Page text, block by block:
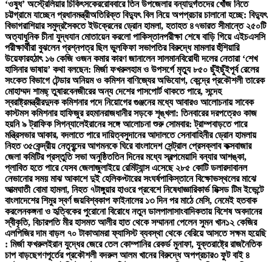
‘ওষুধ’ অস্ট্রেলিয়ার চিকিৎসকেররোববারে তিন উপজেলার বন্যাদুর্গতদের খোঁজ নিতে
চট্টগ্রামে যাচ্ছেন প্রধানমন্ত্রীঅতিরিক্ত বিদ্যুৎ বিল নিয়ে অপপ্রচার চালানো হচ্ছে: বিদ্যুৎ
বিভাগরাশিয়ার সমুদ্রসৈকতে ইউক্রেনের ড্রোন হামলা, হতাহত ৪৭ভারত সীমান্তে ২৫০টি
অত্যাধুনিক চীনা যুদ্ধযান মোতায়েন করলো পাকিস্তানপরীক্ষা শেষে বাড়ি গিয়ে এইচএসসি
পরীক্ষার্থীরা বুঝলেন প্রশ্নপত্র ছিল ভুলফিফা সভাপতির বিরুদ্ধে মামলার হুঁশিয়ারি
উয়েফারহঠাৎ ১৬ কেজি ওজন কমার কারণ জানালেন সালমানবিরোধী দলের নেতারা ‘শেখ
হাসিনার ভাষায়’ কথা বলছেন: মির্জা ফখরুলহাম ও উপসর্গে মৃত্যু ৮৫০ ছুঁইছুঁইপূর্ব রেলের
সংকেত বিভাগে টেন্ডার অনিয়ম ও কমিশন বাণিজ্যের অভিযোগ, কেন্দ্রে প্রকৌশলী তারেক
মোহাম্মদ শামছ্ তুষারবেনজীরের অন্য দেশের পাসপোর্ট থাকতে পারে, সন্দেহ
স্বরাষ্ট্রমন্ত্রীরদুদক কমিশনার পদে নিয়োগের গুঞ্জনের মধ্যে আবারও আলোচনায় সাবেক
কাস্টমস কমিশনার হাফিজুর রহমানরাজধানীর সড়কে শৃঙ্খলা: তিনবারের দরপত্রেও কাজ
হয়নি ৯ ট্রাফিক সিগন্যালেইরানের সঙ্গে আলোচনা শুরু সোমবার: ট্রাম্পবাড়তে পারে
মন্ত্রিসভার আকার, বদলাতে পারে দায়িত্বসুদানের আদালতে সেনাবাহিনীর ড্রোন হামলায়
নিহত ৩৫কেন্দ্রীয় নেতৃবৃন্দের আগমনকে ঘিরে বাংলাদেশ সেন্ট্রাল প্রেসক্লাব কক্সবাজার
জেলা কমিটির প্রস্তুতি সভা অনুষ্ঠিততিন দিনের মধ্যে স্বল্পমেয়াদি বন্যার আশঙ্কা,
প্লাবিত হতে পারে যেসব জেলাজুলাইয়ে রেমিট্যান্স এসেছে ২৮৫ কোটি ডলারদাবানল
নেভানোর সময় মাঝ আকাশে দুই হেলিকপ্টারের সংঘর্ষপাকিস্তানে বিক্ষোভস্থলের মাঝে
আত্মঘাতী বোমা হামলা, নিহত ৭টাঙ্গুয়ার হাওরে প্রবেশে নিষেধাজ্ঞারিকার্ভ মিক্সড টিম ইভেন্টে
বাংলাদেশের শিমুর স্বর্ণ জয়বিশ্বকাপ ফাইনালের ১৩ দিন পর মাঠে মেসি, নেমেই হতবাক
করলেনকঙ্গনা ও হৃত্বিকের পুরোনো বিরোধে নতুন ডালপালাসাংবাদিকতায় বিশেষ অবদানের
স্বীকৃতি, বিচারপতি মীর হাসমত আলীর হাত থেকে সম্মাননা পেলেন সুমন খান১২ কেজির
এলপিজির দাম বাড়ল ৭০ টাকাআমরা ফ্যাসিস্ট ব্যবস্থা থেকে বেরিয়ে আসতে সক্ষম হয়েছি
: মির্জা ফখরুলইরান যুদ্ধের জেরে তেল কোম্পানির রেকর্ড মুনাফা, যুক্তরাষ্ট্রে রাজনৈতিক
চাপ বাড়ছেগণপূর্তের প্রকৌশলী বদরুল আলম খানের বিরুদ্ধে অপপ্রচার৩ ফুট বাই ৪